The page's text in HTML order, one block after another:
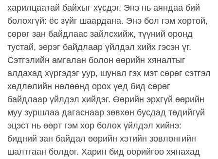
харилцаатай байхыг хүсдэг. Энэ нь аяндаа бий
болохгүй: ёс зүйг шаардана. Энэ бол гэм хортой,
сөрөг зан байдлаас зайлсхийж, түүний оронд
тустай, эерэг байдлаар үйлдэл хийх гэсэн үг.
Сэтгэлийн амгалан болон өөрийн хяналтыг
алдахад хүргэдэг уур, шунал гэх мэт сөрөг сэтгэл
хөдлөлийн нөлөөнд орох үед бид сөрөг
байдлаар үйлдэл хийдэг. Өөрийн эрхгүй өөрийн
муу зуршлаа дагаснаар зөвхөн бусдад төдийгүй
эцэст нь өөрт гэм хор болох үйлдэл хийнэ:
бидний зан байдал өөрийн хэтийн зовлонгийн
шалтгаан болдог. Харин бид өөрийгөө хянахад